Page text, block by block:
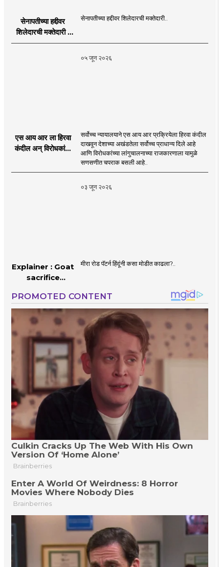
सेनापतीच्या हद्दीवर
शिलेदारची मक्तेदारी |
Sahyadri Tiger
सेनापतीच्या हद्दीवर शिलेदारची मक्तेदारी..
०५ जून २०२६
एस आय आर ला हिरवा
कंदील अन् विरोधकांना
सर्वोच्च न्यायालयाने एस आय आर प्रक्रियेला हिरवा कंदील
दाखवून देशाच्या अखंडतेला सर्वोच्च प्राधान्य दिले आहे
आणि विरोधकांच्या लांगुचालनाच्या राजकारणाला यामुळे
सणसणीत चपराक बसली आहे..
०३ जून २०२६
Explainer : Goat
sacrifice
Mumbai |
MahaMTB
मीरा रोड पॅटर्न हिंदूंनी कसा मोडीत काढला?..